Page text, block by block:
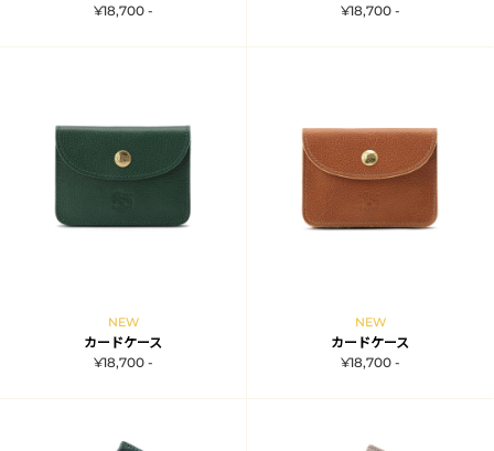
¥18,700 -
¥18,700 -
NEW
カードケース
¥18,700 -
NEW
カードケース
¥18,700 -